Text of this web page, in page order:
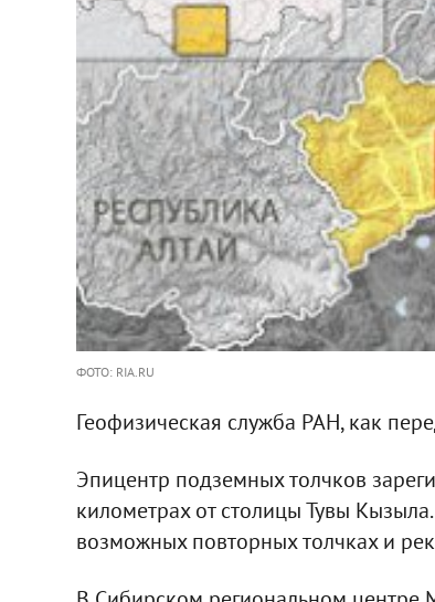
ФОТО: RIA.RU
Геофизическая служба РАН, как
Эпицентр подземных толчков
километрах от столицы Тувы
возможных повторных толчках и